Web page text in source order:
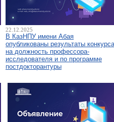
22.12.2025
В КазНПУ имени Абая
опубликованы результаты конкурса
на должность профессора-
исследователя и по программе
постдокторантуры